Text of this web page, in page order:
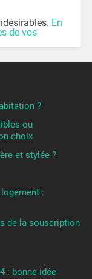
En
de vos
?
ou
choix
et stylée ?
:
de la souscription
: bonne idée